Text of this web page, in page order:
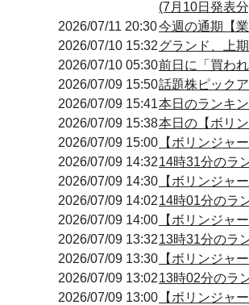
(7月10日発表
2026/07/11 20:30今週の通期【
2026/07/10 15:32グランド、上
2026/07/10 05:30前日に「買わ
2026/07/09 15:50話題株ピック
2026/07/09 15:41本日のランキ
2026/07/09 15:38本日の【ボリ
2026/07/09 15:00 【ボリンジ
2026/07/09 14:3214時31分のラ
2026/07/09 14:30 【ボリンジ
2026/07/09 14:0214時01分のラ
2026/07/09 14:00 【ボリンジ
2026/07/09 13:3213時31分のラ
2026/07/09 13:30 【ボリンジ
2026/07/09 13:0213時02分のラ
2026/07/09 13:00 【ボリンジ